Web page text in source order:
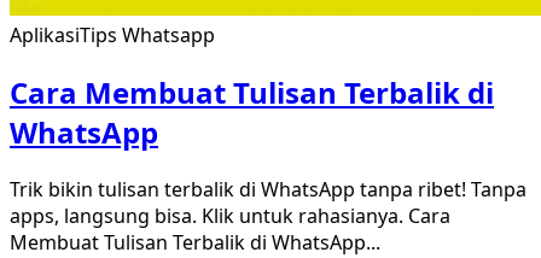
AplikasiTips Whatsapp
Cara Membuat Tulisan Terbalik di
WhatsApp
Trik bikin tulisan terbalik di WhatsApp tanpa ribet! Tanpa
apps, langsung bisa. Klik untuk rahasianya. Cara
Membuat Tulisan Terbalik di WhatsApp...